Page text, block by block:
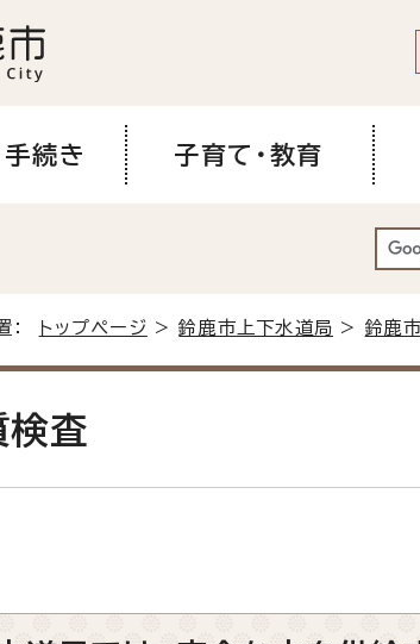
手続き 子育て・教育
： トップページ >鈴鹿市上下水道局 > 鈴鹿
検査